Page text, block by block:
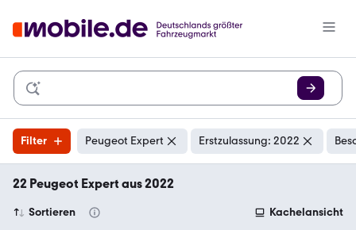
Filter Peugeot Expert Erstzulassung: 2022
22 Peugeot Expert aus 2022
Sortieren Kachelansicht